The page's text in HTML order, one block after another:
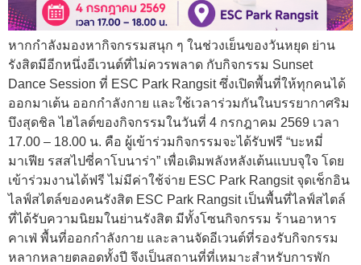
หากกำลังมองหากิจกรรมสนุก ๆ ในช่วงเย็นของวันหยุด ย่าน
รังสิตมีอีกหนึ่งอีเวนต์ที่ไม่ควรพลาด กับกิจกรรม Sunset
Dance Session ที่ ESC Park Rangsit ซึ่งเปิดพื้นที่ให้ทุกคนได้
ออกมาเต้น ออกกำลังกาย และใช้เวลาร่วมกันในบรรยากาศริม
บึงสุดชิล ไฮไลต์ของกิจกรรมในวันที่ 4 กรกฎาคม 2569 เวลา
17.00 – 18.00 น. คือ ผู้เข้าร่วมกิจกรรมจะได้รับฟรี “บะหมี่
มาเฟีย รสสไปซี่คาโบนาร่า” เพื่อเติมพลังหลังเต้นแบบจุใจ โดย
เข้าร่วมงานได้ฟรี ไม่มีค่าใช้จ่าย ESC Park Rangsit จุดเช็กอิน
ไลฟ์สไตล์ของคนรังสิต ESC Park Rangsit เป็นพื้นที่ไลฟ์สไตล์
ที่ได้รับความนิยมในย่านรังสิต มีทั้งโซนกิจกรรม ร้านอาหาร
คาเฟ่ พื้นที่ออกกำลังกาย และลานจัดอีเวนต์ที่รองรับกิจกรรม
หลากหลายตลอดทั้งปี จึงเป็นสถานที่ที่เหมาะสำหรับการพัก